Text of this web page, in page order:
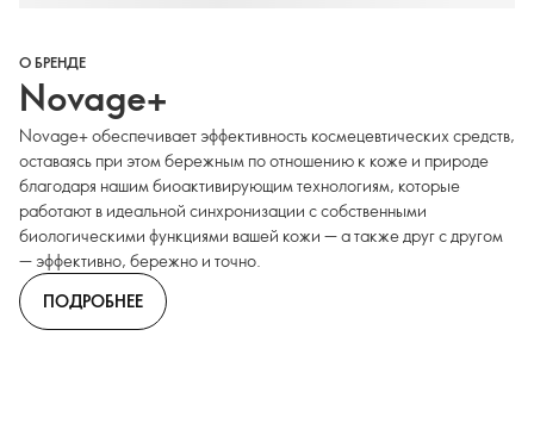
О БРЕНДЕ
Novage+
Novage+ обеспечивает эффективность космецевтических средств,
оставаясь при этом бережным по отношению к коже и природе
благодаря нашим биоактивирующим технологиям, которые
работают в идеальной синхронизации с собственными
биологическими функциями вашей кожи — а также друг с другом
— эффективно, бережно и точно.
ПОДРОБНЕЕ